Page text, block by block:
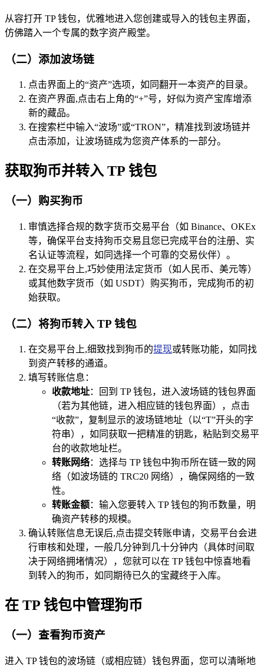
从容打开 TP 钱包，优雅地进入您创建或导入的钱包主界面，
仿佛踏入一个专属的数字资产殿堂。
（二）添加波场链
点击界面上的“资产”选项，如同翻开一本资产的目录。
在资产界面,点击右上角的“+”号，好似为资产宝库增添
新的藏品。
在搜索栏中输入“波场”或“TRON”，精准找到波场链并
点击添加，让波场链成为您资产体系的一部分。
获取狗币并转入 TP 钱包
（一）购买狗币
审慎选择合规的数字货币交易平台（如 Binance、OKEx
等，确保平台支持狗币交易且您已完成平台的注册、实
名认证等流程，如同选择一个可靠的交易伙伴）。
在交易平台上,巧妙使用法定货币（如人民币、美元等）
或其他数字货币（如 USDT）购买狗币，完成狗币的初
始获取。
（二）将狗币转入 TP 钱包
在交易平台上,细致找到狗币的提现或转账功能，如同找
到资产转移的通道。
填写转账信息：
收款地址：回到 TP 钱包，进入波场链的钱包界面
（若为其他链，进入相应链的钱包界面），点击
“收款”，复制显示的波场链地址（以“T”开头的字
符串），如同获取一把精准的钥匙，粘贴到交易平
台的收款地址栏。
转账网络：选择与 TP 钱包中狗币所在链一致的网
络（如波场链的 TRC20 网络），确保网络的一致
性。
转账金额：输入您要转入 TP 钱包的狗币数量，明
确资产转移的规模。
确认转账信息无误后,点击提交转账申请，交易平台会进
行审核和处理，一般几分钟到几十分钟内（具体时间取
决于网络拥堵情况），您就可以在 TP 钱包中惊喜地看
到转入的狗币，如同期待已久的宝藏终于入库。
在 TP 钱包中管理狗币
（一）查看狗币资产
进入 TP 钱包的波场链（或相应链）钱包界面，您可以清晰地